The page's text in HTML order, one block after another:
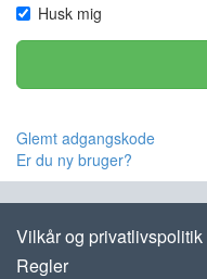
Husk mig
Glemt adgangskode
Er du ny bruger?
Vilkår og privatlivspolitik
Regler